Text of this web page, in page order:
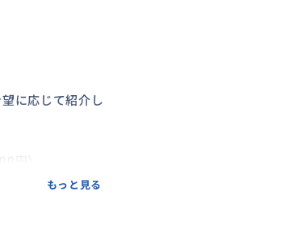
に応じて紹介し
もっと見る